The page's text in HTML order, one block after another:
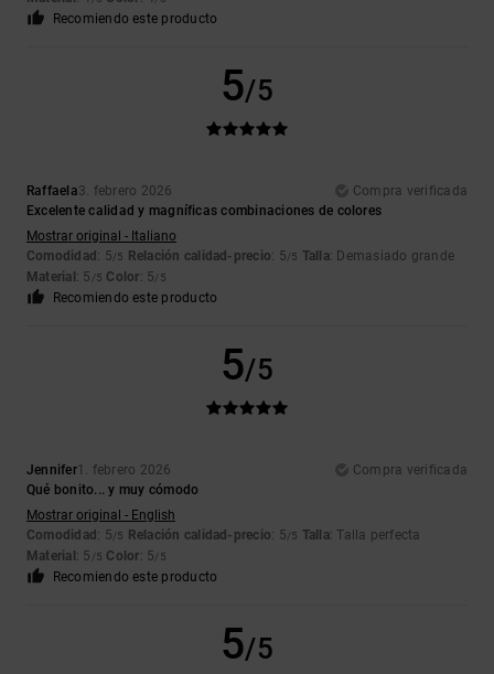
Recomiendo este producto
5/5
Raffaela3. febrero 2026
Compra verificada
Excelente calidad y magníficas combinaciones de colores
Mostrar original - Italiano
Comodidad : 5/5 Relación calidad-precio: 5/5 Talla: Demasiado grande
Material : 5 /5 Color: 5/5
Recomiendo este producto
5/5
Jennifer1. febrero 2026
Compra verificada
Qué bonito... y muy cómodo
Mostrar original - English
Comodidad : 5/5 Relación calidad-precio: 5/5 Talla: Talla perfecta
Material : 5 /5 Color: 5/5
Recomiendo este producto
5/5